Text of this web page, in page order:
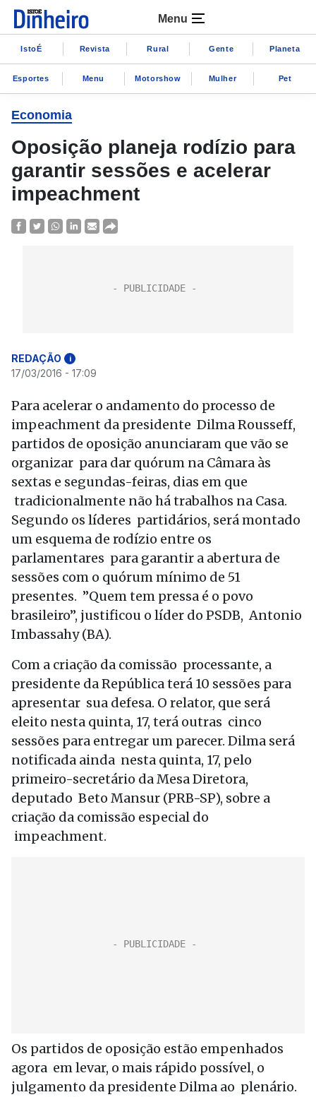
Menu
IstoÉ Revista Rural Gente Planeta
Esportes Menu Motorshow Mulher Pet
Economia
Oposição planeja rodízio para
garantir sessões e acelerar
impeachment
REDAÇÃO i
17/03/2016 - 17:09
Para acelerar o andamento do processo de
impeachment da presidente Dilma Rousseff,
partidos de oposição anunciaram que vão se
organizar para dar quórum na Câmara às
sextas e segundas-feiras, dias em que
tradicionalmente não há trabalhos na Casa.
Segundo os líderes partidários, será montado
um esquema de rodízio entre os
parlamentares para garantir a abertura de
sessões com o quórum mínimo de 51
presentes. ”Quem tem pressa é o povo
brasileiro”, justificou o líder do PSDB, Antonio
Imbassahy (BA).
Com a criação da comissão processante, a
presidente da República terá 10 sessões para
apresentar sua defesa. O relator, que será
eleito nesta quinta, 17, terá outras cinco
sessões para entregar um parecer. Dilma será
notificada ainda nesta quinta, 17, pelo
primeiro-secretário da Mesa Diretora,
deputado Beto Mansur (PRB-SP), sobre a
criação da comissão especial do
impeachment.
Os partidos de oposição estão empenhados
agora em levar, o mais rápido possível, o
julgamento da presidente Dilma ao plenário.